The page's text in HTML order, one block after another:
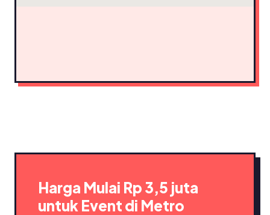
Harga Mulai Rp 3,5 juta
untuk Event di Metro